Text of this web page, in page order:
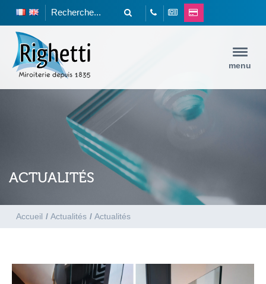
menu
ACTUALITÉS
Accueil / Actualités / Actualités